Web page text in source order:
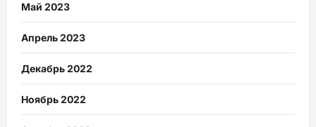
Май 2023
Апрель 2023
Декабрь 2022
Ноябрь 2022